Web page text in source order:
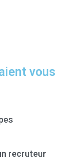
vous
recruteur